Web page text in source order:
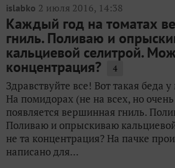
islabko 2 июля 2016, 14:38
Каждый год на томатах
гниль. Поливаю и
кальциевой селитрой.
концентрация? 4
Здравствуйте все! Вот такая беда
На помидорах (не на всех, но
появляется вершинная гниль.
Поливаю и опрыскиваю
не та концентрация? На пачке
написано для...